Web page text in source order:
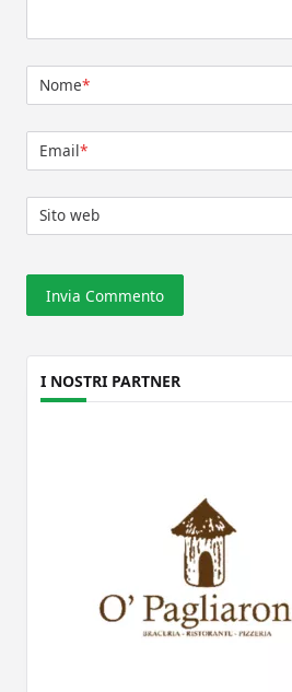
Nome*
Email*
Sito web
I NOSTRI PARTNER